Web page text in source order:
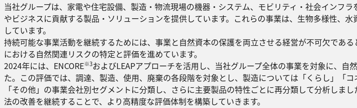
当社グループは、家電や住宅設備、製造・物流現場の機器・システム、モビリティ・社会インフ
やビジネスに貢献する製品・ソリューションを提供しています。これらの事業は、生物多様性、
しています。
持続可能な事業活動を継続するためには、事業と自然資本の保護を両立させる経営が不可欠であ
における自然関連リスクの特定と評価を進めています。
2024年には、ENCORE※3およびLEAPアプローチを活用し、当社グループ全体の事業を対象に、自
た。この評価では、調達、製造、使用、廃棄の各段階を対象とし、製造については「くらし」「コ
「その他」の事業会社別セグメントに分類し、さらに主要製品の特性ごとに再分類して分析しま
法の改善を継続することで、より高精度な評価体制を構築していきます。